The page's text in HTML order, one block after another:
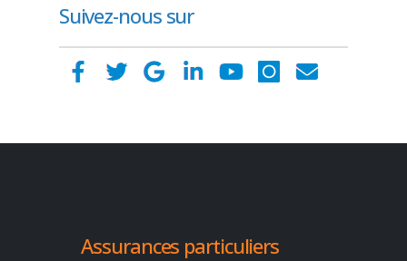
Suivez-nous sur
Assurances particuliers